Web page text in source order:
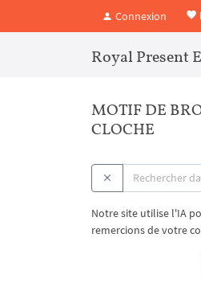
Connexion
Royal Present
MOTIF DE
CLOCHE
Notre site utilise l'IA
remercions de votre